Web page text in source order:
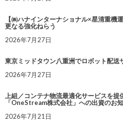
【㈱ハナインターナショナル×星清重機
更なる強化ねらう
2026年7月27日
東京ミッドタウン八重洲でロボット配送
2026年7月27日
上組／コンテナ物流最適化サービスを提
「OneStream株式会社」への出資のお
2026年7月21日